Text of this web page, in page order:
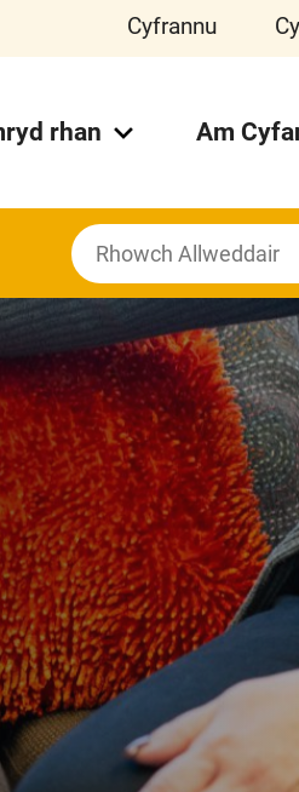
Cyfrannu
rhan Am
Chwilio
Am: